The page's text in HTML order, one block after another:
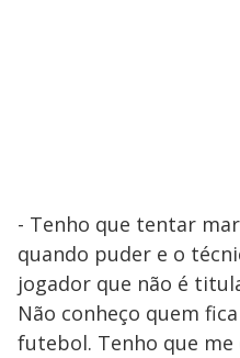
- Tenho que tentar
quando puder e o
jogador que não é
Não conheço quem
futebol. Tenho que me